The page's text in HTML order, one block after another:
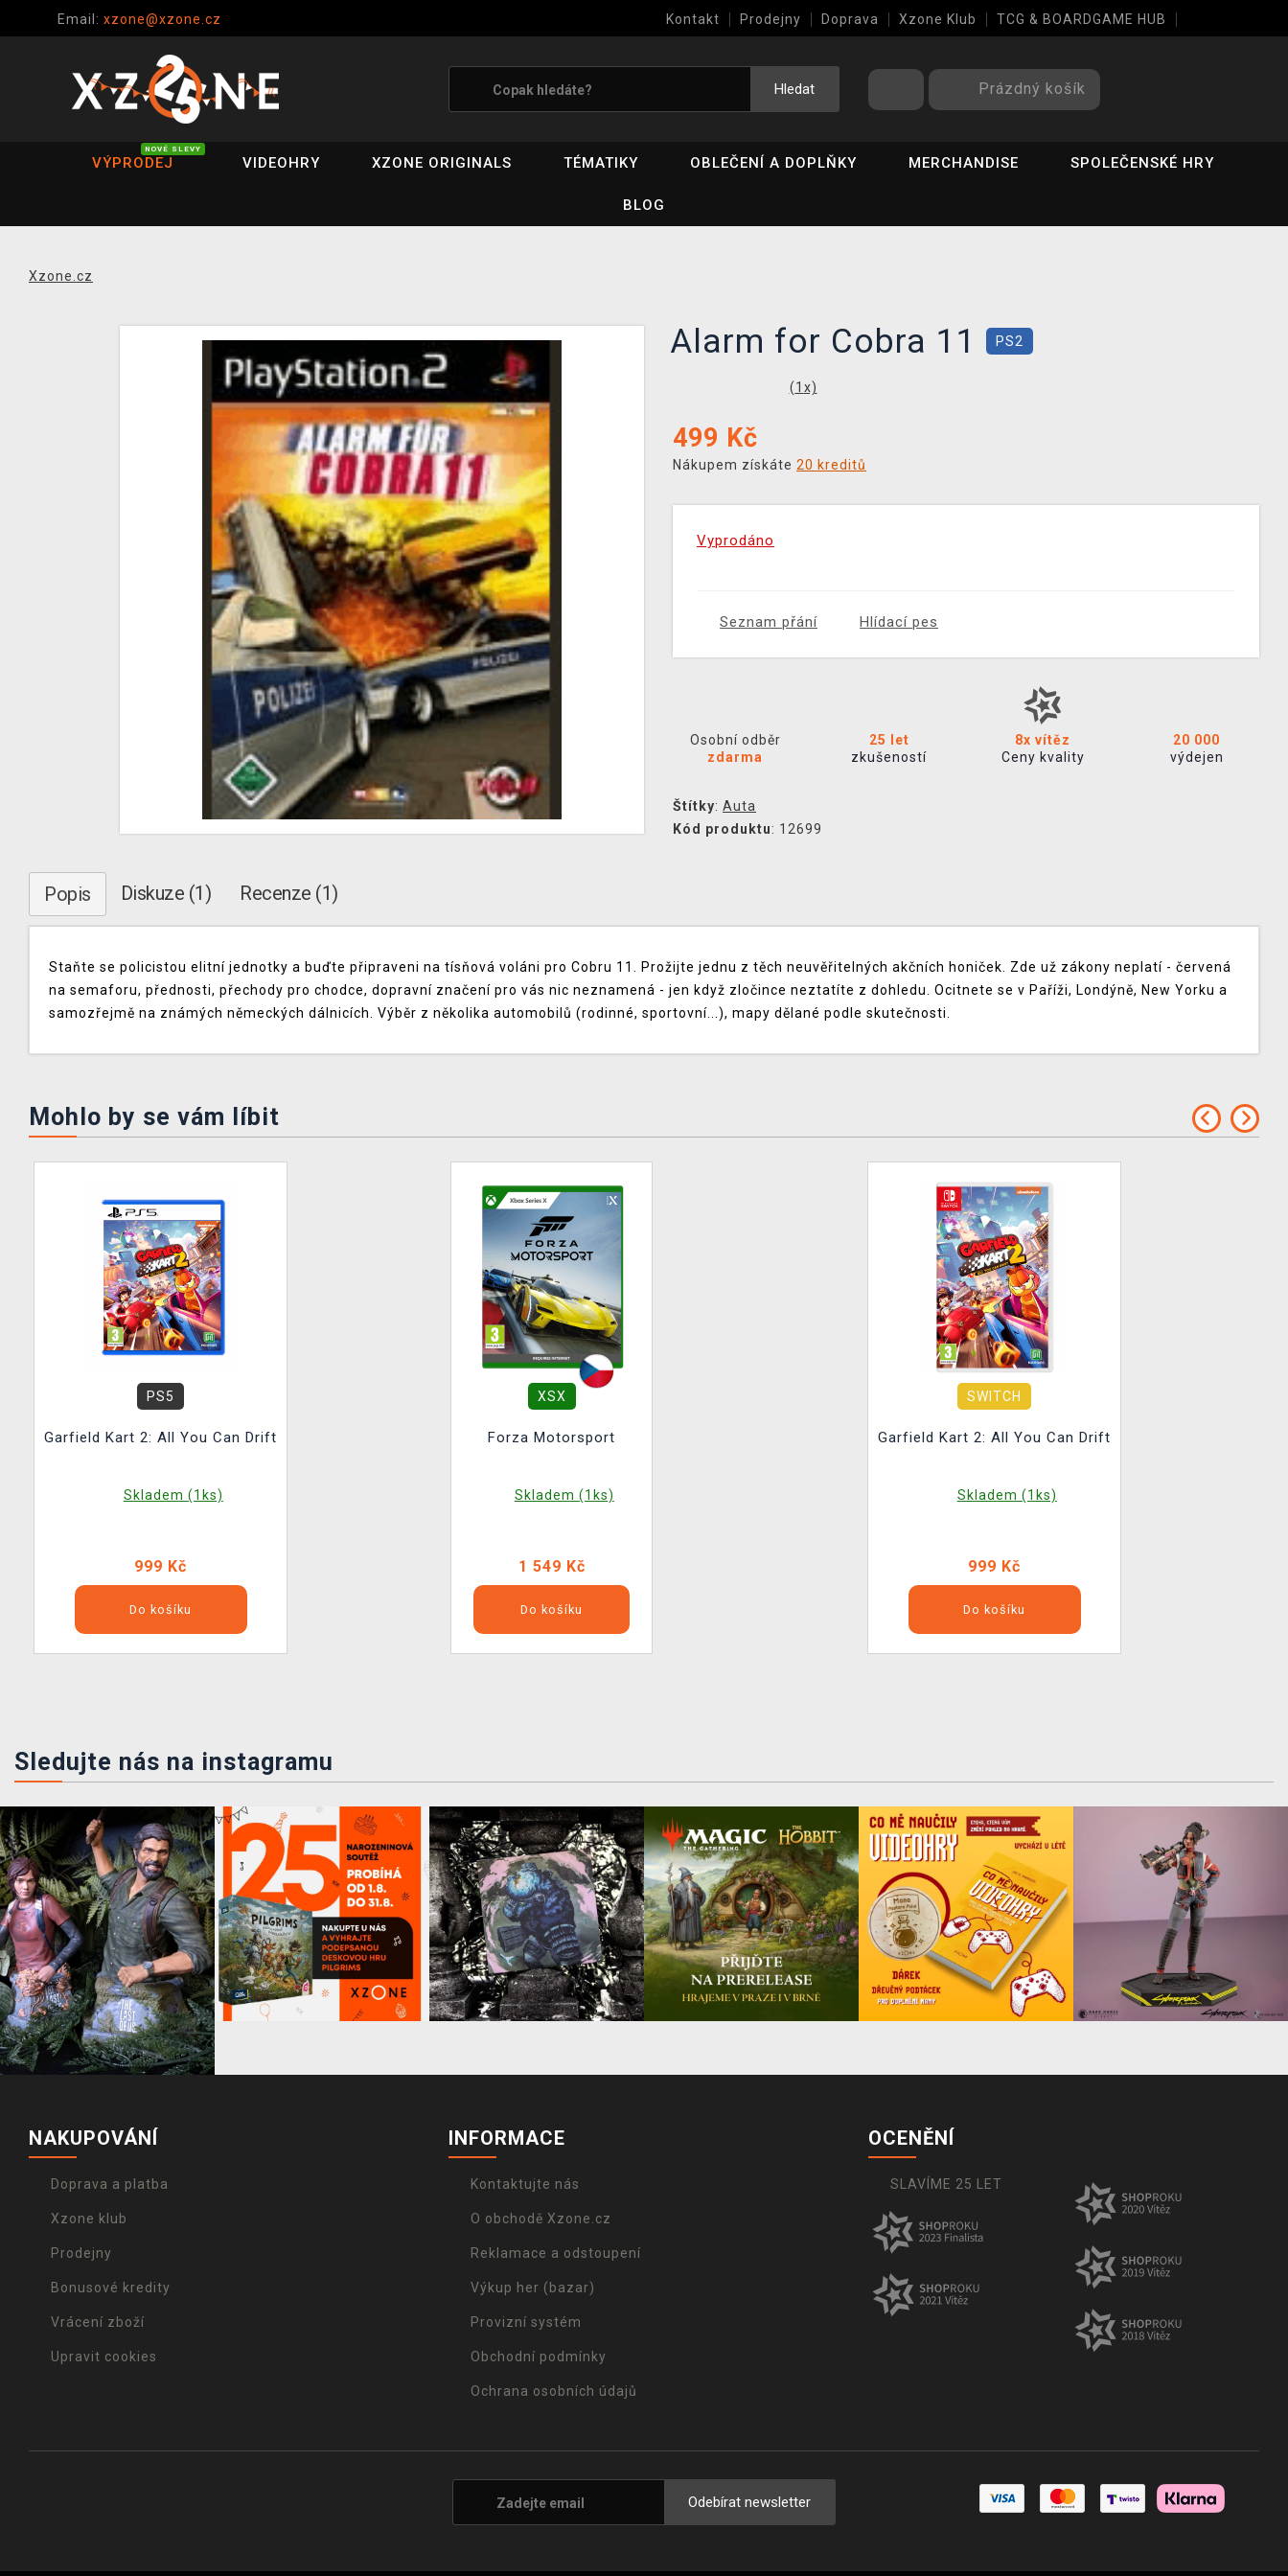
Email: xzone@xzone.cz Kontakt Prodejny Doprava Xzone Klub TCG & BOARDGAME HUB
Hledat Prázdný košík
VÝPRODEJ
NOVÉ SLEVY
VIDEOHRY XZONE ORIGINALS TÉMATIKY OBLEČENÍ A DOPLŇKY MERCHANDISE SPOLEČENSKÉ HRY
BLOG
Xzone.cz
Alarm for Cobra 11 PS2
(1 x)
499 Kč
Nákupem získáte 20 kreditů
Vyprodáno
Seznam přání Hlídací pes
Osobní odběr
zdarma
25 let
zkušeností
8x vítěz
Ceny kvality
20 000
výdejen
Štítky: Auta
Kód produktu: 12699
Popis Diskuze (1) Recenze (1)
Staňte se policistou elitní jednotky a buďte připraveni na tísňová voláni pro Cobru 11. Prožijte jednu z těch neuvěřitelných akčních honiček. Zde už zákony neplatí - červená
na semaforu, přednosti, přechody pro chodce, dopravní značení pro vás nic neznamená - jen když zločince neztatíte z dohledu. Ocitnete se v Paříži, Londýně, New Yorku a
samozřejmě na známých německých dálnicích. Výběr z několika automobilů (rodinné, sportovní...), mapy dělané podle skutečnosti.
Mohlo by se vám líbit
PS5
Garfield Kart 2: All You Can Drift
Skladem (1ks)
999 Kč
Do košíku
XSX
Forza Motorsport
Skladem (1ks)
1 549 Kč
Do košíku
SWITCH
Garfield Kart 2: All You Can Drift
Skladem (1ks)
999 Kč
Do košíku
Sledujte nás na instagramu
NAKUPOVÁNÍ
Doprava a platba
Xzone klub
Prodejny
Bonusové kredity
Vrácení zboží
Upravit cookies
INFORMACE
Kontaktujte nás
O obchodě Xzone.cz
Reklamace a odstoupení
Výkup her (bazar)
Provizní systém
Obchodní podmínky
Ochrana osobních údajů
OCENĚNÍ
SLAVÍME 25 LET
Odebírat newsletter